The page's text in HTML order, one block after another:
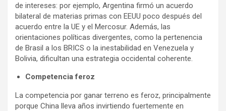
de intereses: por ejemplo, Argentina firmó un acuerdo
bilateral de materias primas con EEUU poco después del
acuerdo entre la UE y el Mercosur. Además, las
orientaciones políticas divergentes, como la pertenencia
de Brasil a los BRICS o la inestabilidad en Venezuela y
Bolivia, dificultan una estrategia occidental coherente.
Competencia feroz
La competencia por ganar terreno es feroz, principalmente
porque China lleva años invirtiendo fuertemente en